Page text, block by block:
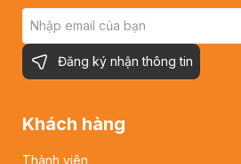
Đăng ký nhận thông tin
Khách hàng
Thành viên